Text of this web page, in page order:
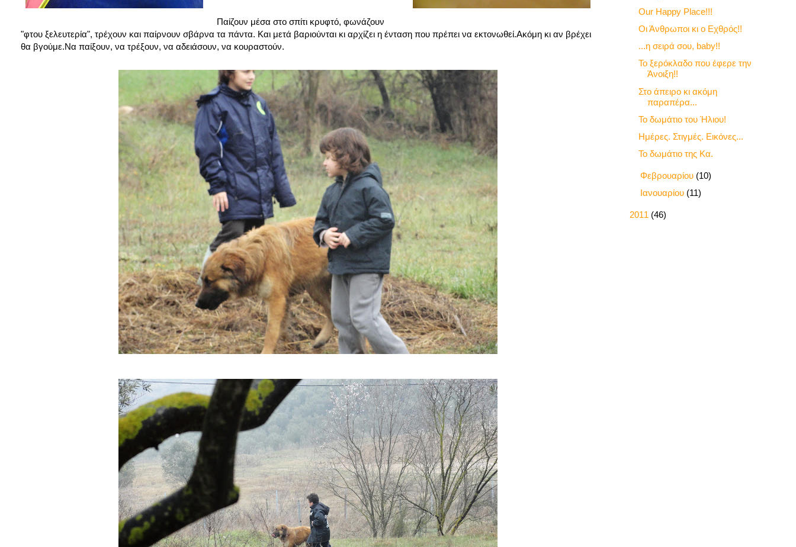
Παίζουν μέσα στο σπίτι κρυφτό, φωνάζουν
"φτου ξελευτερία", τρέχουν και παίρνουν σβάρνα τα πάντα. Και μετά βαριούνται κι αρχίζει η ένταση που πρέπει να εκτονωθεί.Ακόμη κι αν βρέχει
θα βγούμε.Να παίξουν, να τρέξουν, να αδειάσουν, να κουραστούν.
Our Happy Place!!!
Οι Άνθρωποι κι ο Εχθρός!!
...η σειρά σου, baby!!
Το ξερόκλαδο που έφερε την
Άνοιξη!!
Στο άπειρο κι ακόμη
παραπέρα...
Το δωμάτιο του Ήλιου!
Ημέρες. Στιγμές. Εικόνες...
Το δωμάτιο της Κα.
Φεβρουαρίου (10)
Ιανουαρίου (11)
2011 (46)